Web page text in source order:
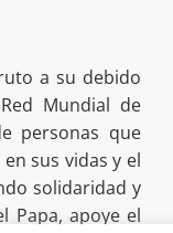
a su debido
Mundial de
personas que
sus vidas y el
solidaridad y
Papa, apoye el